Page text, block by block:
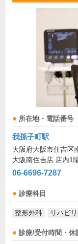
所在地・電話番号
我孫子町駅
大阪府大阪市住吉区
大阪南住吉店 店内1
06-6696-7287
診療科目
整形外科 リハビ
診療/受付時間・休